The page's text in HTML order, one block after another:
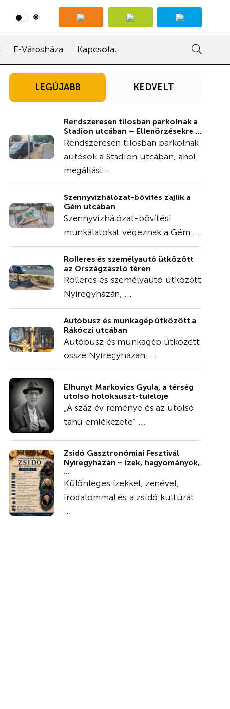
E-Városháza Kapcsolat
LEGÚJABB KEDVELT
Rendszeresen tilosban parkolnak a
Stadion utcában – Ellenőrzésekre ...
Rendszeresen tilosban parkolnak
autósok a Stadion utcában, ahol
megállási ...
Szennyvízhálózat-bővítés zajlik a
Gém utcában
Szennyvízhálózat-bővítési
munkálatokat végeznek a Gém ...
Rolleres és személyautó ütközött
az Országzászló téren
Rolleres és személyautó ütközött
Nyíregyházán, ...
Autóbusz és munkagép ütközött a
Rákóczi utcában
Autóbusz és munkagép ütközött
össze Nyíregyházán, ...
Elhunyt Markovics Gyula, a térség
utolsó holokauszt-túlélője
„A száz év reménye és az utolsó
tanú emlékezete” ...
Zsidó Gasztronómiai Fesztivál
Nyíregyházán – Ízek, hagyományok,
...
Különleges ízekkel, zenével,
irodalommal és a zsidó kultúrát
...